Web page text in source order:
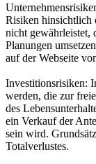
Risiken hinsichtlich
nicht gewährleistet,
Planungen
auf der Webseite
Investitionsrisiken:
werden, die zur
des
ein Verkauf der
sein wird.
Totalverlustes.